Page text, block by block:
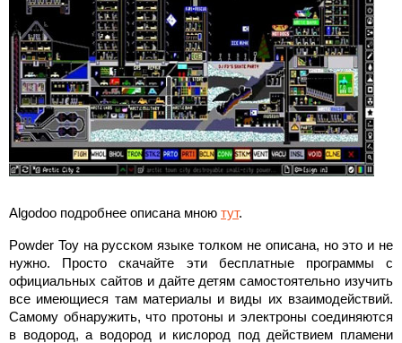
Algodoo подробнее описана мною тут.
Powder Toy на русском языке толком не описана, но это и не
нужно. Просто скачайте эти бесплатные программы с
официальных сайтов и дайте детям самостоятельно изучить
все имеющиеся там материалы и виды их взаимодействий.
Самому обнаружить, что протоны и электроны соединяются
в водород, а водород и кислород под действием пламени